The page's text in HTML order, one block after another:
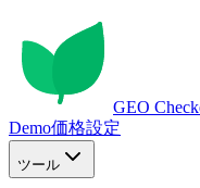
GEO
Demo価格設定
ツール